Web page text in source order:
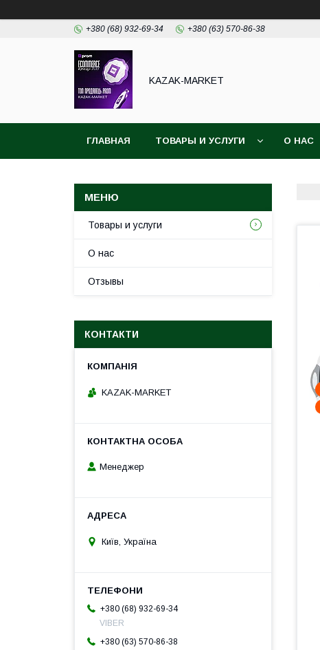
+380 (68) 932-69-34 +380 (63) 570-86-38
KAZAK-MARKET
ГЛАВНАЯ ТОВАРЫ И УСЛУГИ О НАС
Товары и услуги
О нас
Отзывы
КОНТАКТИ
KAZAK-MARKET
Менеджер
Київ, Україна
+380 (68) 932-69-34
VIBER
+380 (63) 570-86-38